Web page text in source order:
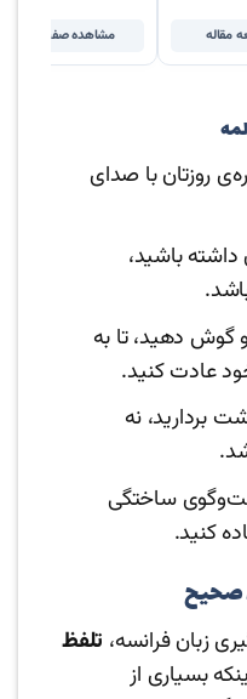
مقاله مشاهده صفحه
روزتان با صدای
باشید،
دهید، تا به
عادت کنید.
بردارید، نه
ساختگی
کنید.
زبان فرانسه، تلفظ
بسیاری از